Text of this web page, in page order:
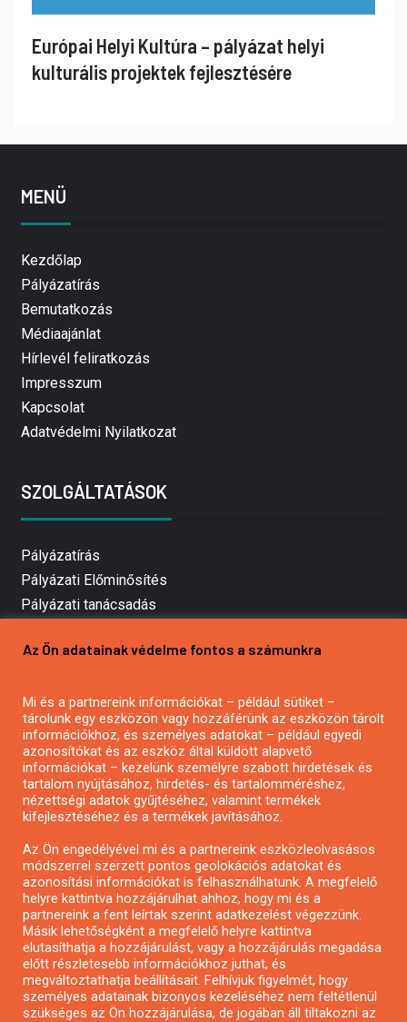
Európai Helyi Kultúra – pályázat helyi
kulturális projektek fejlesztésére
MENÜ
Kezdőlap
Pályázatírás
Bemutatkozás
Médiaajánlat
Hírlevél feliratkozás
Impresszum
Kapcsolat
Adatvédelmi Nyilatkozat
SZOLGÁLTATÁSOK
Pályázatírás
Pályázati Előminősítés
Pályázati tanácsadás
Mezőgazdasági pályázatírás
Pályázatírás civil szervezeteknek
Pályázatírás önkormányzatoknak
Pályázatfigyelés
Specifikus pályázatfigyelés vagy hírlevél
Pályázatok magánszemélyeknek
Pályázatok civil szervezeteknek
Pályázatok vállalkozásoknak
Önkormányzati pályázatok
Mezőgazdasági pályázatok
Az Ön adatainak védelme fontos a számunkra
Mi és a partnereink információkat – például sütiket –
tárolunk egy eszközön vagy hozzáférünk az eszközön tárolt
információkhoz, és személyes adatokat – például egyedi
azonosítókat és az eszköz által küldött alapvető
információkat – kezelünk személyre szabott hirdetések és
tartalom nyújtásához, hirdetés- és tartalomméréshez,
nézettségi adatok gyűjtéséhez, valamint termékek
kifejlesztéséhez és a termékek javításához.
Az Ön engedélyével mi és a partnereink eszközleolvasásos
módszerrel szerzett pontos geolokációs adatokat és
azonosítási információkat is felhasználhatunk. A megfelelő
helyre kattintva hozzájárulhat ahhoz, hogy mi és a
partnereink a fent leírtak szerint adatkezelést végezzünk.
Másik lehetőségként a megfelelő helyre kattintva
elutasíthatja a hozzájárulást, vagy a hozzájárulás megadása
előtt részletesebb információkhoz juthat, és
megváltoztathatja beállításait. Felhívjuk figyelmét, hogy
személyes adatainak bizonyos kezeléséhez nem feltétlenül
szükséges az Ön hozzájárulása, de jogában áll tiltakozni az